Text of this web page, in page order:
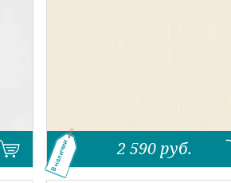
2 590 руб.
В наличии